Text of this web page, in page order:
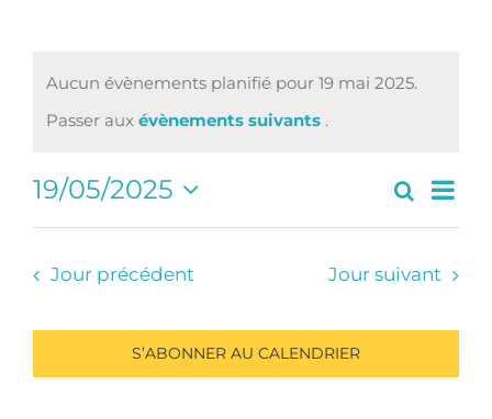
Notice
Aucun évènements planifié pour 19 mai 2025.
Passer aux évènements suivants .
et
de
vues
19/05/2025
Sélectionnez
date.
Jour précédent Jour suivant
S’ABONNER AU CALENDRIER